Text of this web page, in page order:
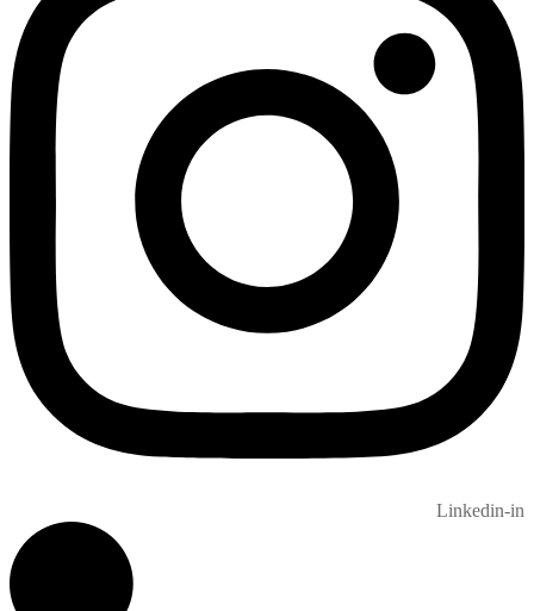
Linkedin-in